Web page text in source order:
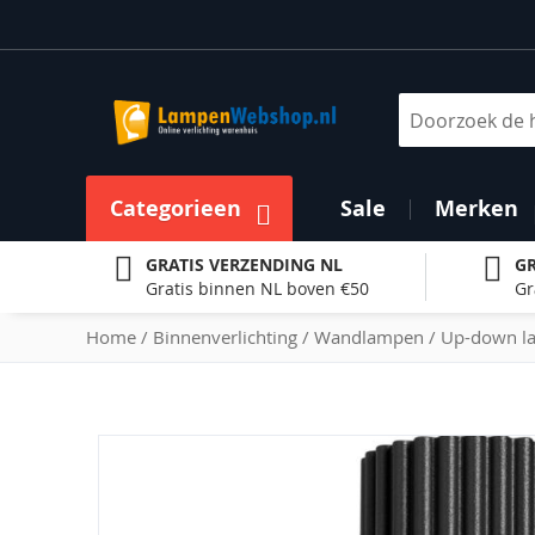
naar
inhoud
Categorieen Sale Merken
GRATIS VERZENDING NL
Gratis binnen NL boven €50
Home Binnenverlichting Wandlampen Up-down